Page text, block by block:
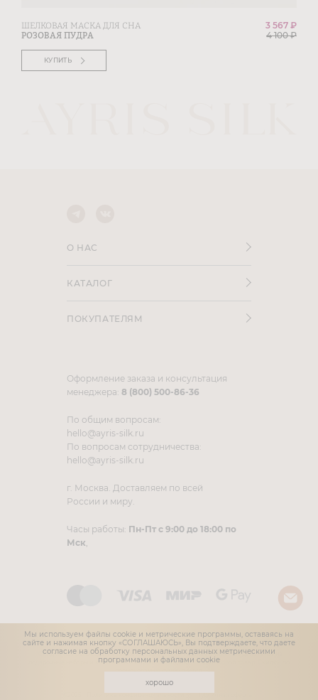
ШЕЛКОВАЯ МАСКА ДЛЯ СНА
РОЗОВАЯ ПУДРА
3 567 ₽
4 100₽
КУПИТЬ
О НАС
КАТАЛОГ
ПОКУПАТЕЛЯМ
Оформление заказа и консультация
менеджера: 8 (800) 500-86-36
По общим вопросам:
hello@ayris-silk.ru
По вопросам сотрудничества:
hello@ayris-silk.ru
г. Москва. Доставляем по всей
России и миру.
Часы работы: Пн-Пт с 9:00 до 18:00 по
Мск
*Скидки по промокодам, а также любые дополнительные скидки не действуют на
подарочные наборы и комплекты товаров со скидкой -25% на второй товар. Скидки по
промокодам не суммируются.
Политика конфиденциальности | Публичная оферта
Мы используем файлы cookie и метрические программы, оставаясь на
сайте и нажимая кнопку «СОГЛАШАЮСЬ», Вы подтверждаете, что даете
согласие на обработку персональных данных метрическими
программами и файлами cookie
хорошо